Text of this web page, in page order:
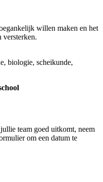
willen maken en het
biologie, scheikunde,
team goed uitkomt, neem
om een datum te